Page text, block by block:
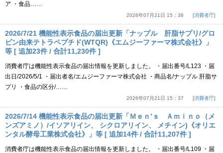
ア ・食品……
2026年07月21日 15：38 消費者庁
2026/7/21 機能性表示食品の届出更新「ナップル 肝脂サプリ/グロ
ビン由来テトラペプチド(WTQR)《エムジーファーマ株式会社》」
等 [ 追加23件 / 合計11,230件 ]
消費者庁は機能性表示食品の届出情報を更新しました。 ・届出番号/L123 ・届
出日/2026/5/1 ・届出者名/エムジーファーマ株式会社 ・商品名/ナップル 肝脂サ
プリ ・食品の区分/……
2026年07月21日 15：37 消費者庁
2026/7/14 機能性表示食品の届出更新「Ｍｅｎ’ｓ Ａｍｉｎｏ（メ
ンズアミノ）/イソアリイン、 シクロアリイン、 メチイン)《オリエ
ンタル酵母工業株式会社》」等 [ 追加14件 / 合計11,207件 ]
消費者庁は機能性表示食品の届出情報を更新しました。 ・届出番号/L109 ・届